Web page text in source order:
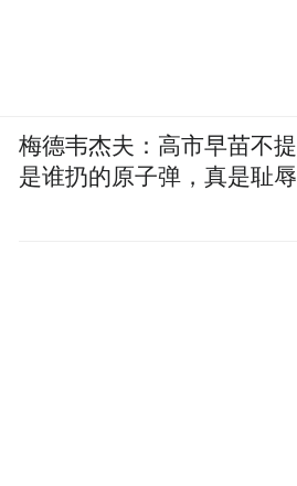
梅德韦杰夫：高市早苗不提
是谁扔的原子弹，真是耻辱